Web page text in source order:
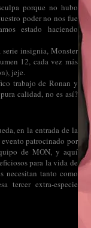
porque no hubo
poder no nos fue
estado haciendo
insignia, Monster
12, cada vez más
jeje.
trabajo de Ronan y
calidad, no es así?
en la entrada de la
patrocinado por
de MON, y aquí
para la vida de
necesitan tanto como
tercer extra-especie